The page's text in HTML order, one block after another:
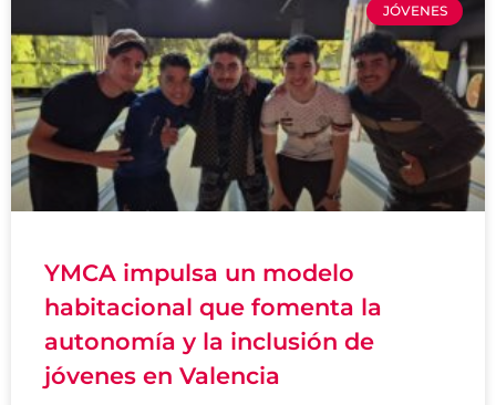
JÓVENES
YMCA impulsa un modelo
habitacional que fomenta la
autonomía y la inclusión de
jóvenes en Valencia